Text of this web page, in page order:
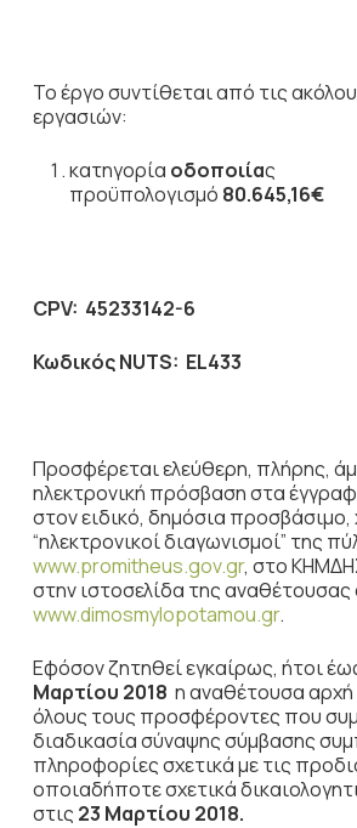
Το έργο συντίθεται από τις
εργασιών:
κατηγορία οδοποιίας
προϋπολογισμό 80.645,16€
CPV: 45233142-6
ΚωδικόςNUTS: EL433
Προσφέρεται ελεύθερη, πλήρης,
ηλεκτρονική πρόσβαση στα
στον ειδικό, δημόσια
“ηλεκτρονικοί διαγωνισμοί” της
www.promitheus.gov.gr, στο
στην ιστοσελίδα της αναθέτουσας
www.dimosmylopotamou.gr.
Εφόσον ζητηθεί εγκαίρως, ήτοι
Μαρτίου 2018 η αναθέτουσα αρχή
όλους τους προσφέροντες που
διαδικασία σύναψης σύμβασης
πληροφορίες σχετικά με τις
οποιαδήποτε σχετικά
στις 23 Μαρτίου 2018.